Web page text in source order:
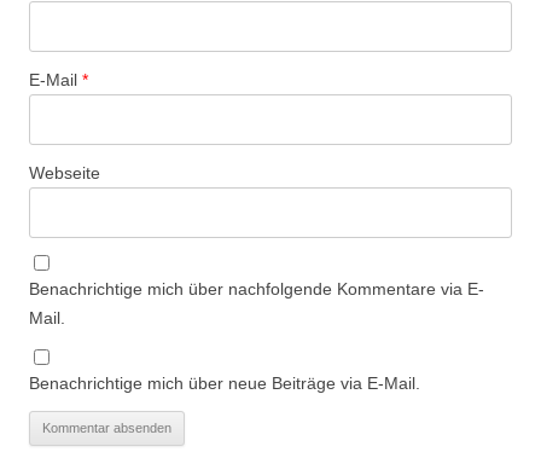
E-Mail *
Webseite
Benachrichtige mich über nachfolgende Kommentare via E-
Mail.
Benachrichtige mich über neue Beiträge via E-Mail.